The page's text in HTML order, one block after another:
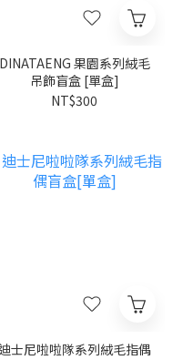
DINATAENG 果園系列絨毛
吊飾盲盒 [單盒]
NT$300
士尼啦啦隊系列絨毛指偶